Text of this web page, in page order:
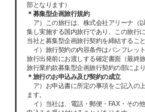
部となります）
＊募集型企画旅行規約
ア）この旅行は、株式会社アリーナ（
集し実施する国内旅行であり、この旅行
当社と募集型企画旅行契約を締結すること
イ）旅行契約の内容条件はパンフレッ
旅行出発前にお渡しする確定書面（最終
旅行業約款募集型企画旅行契約の部により
＊旅行のお申込み及び契約の成立
ア）お申込書に所定の事項をご記入の
ます。
イ）当社は、電話・郵便・FAX・その